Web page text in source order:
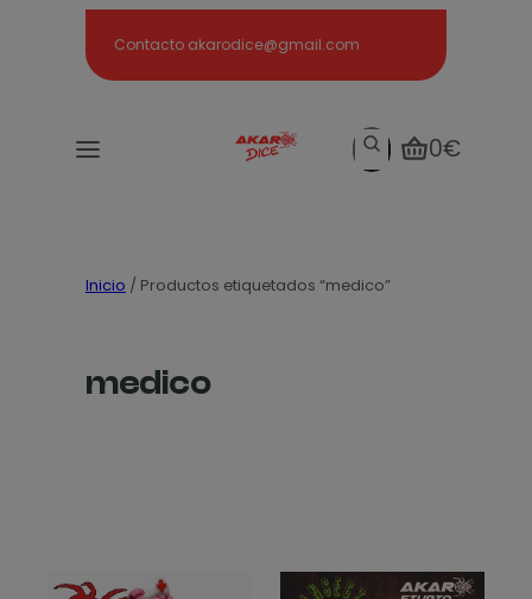
Contacto akarodice@gmail.com
Search0€
Inicio / Productos etiquetados “medico”
medico